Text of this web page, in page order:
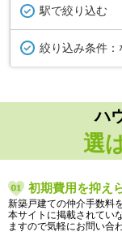
駅で絞り込む
絞り込み条件：
ハ
選
初期費用を抑え
新築戸建ての仲介手数料
本サイトに掲載されてい
ますので気軽にお問い合